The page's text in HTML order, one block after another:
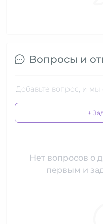
Вопросы и
Добавьте вопрос, и
+
Нет вопросов о
первым и